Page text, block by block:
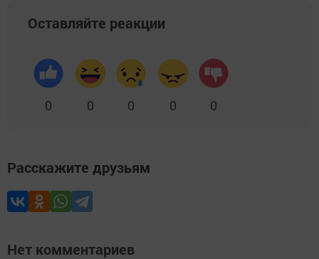
Оставляйте реакции
0 0 0 0 0
Расскажите друзьям
Нет комментариев